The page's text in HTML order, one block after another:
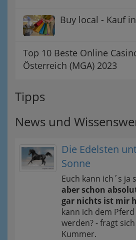
Buy local - Kauf
Top 10 Beste Online
Österreich (MGA) 2023
Tipps
News und
Die Edelsten
Sonne
Euch kann ich´s ja
aber schon
gar nichts ist mir
kann ich dem
werden? - fragt
Kummer.